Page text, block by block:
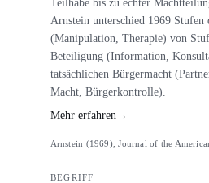
Teilhabe bis zu echter
Arnstein unterschied 1969
(Manipulation, Therapie) von
Beteiligung (Information,
tatsächlichen Bürgermacht
Macht, Bürgerkontrolle).
Mehr erfahren →
Arnstein (1969), Journal of the
BEGRIFF